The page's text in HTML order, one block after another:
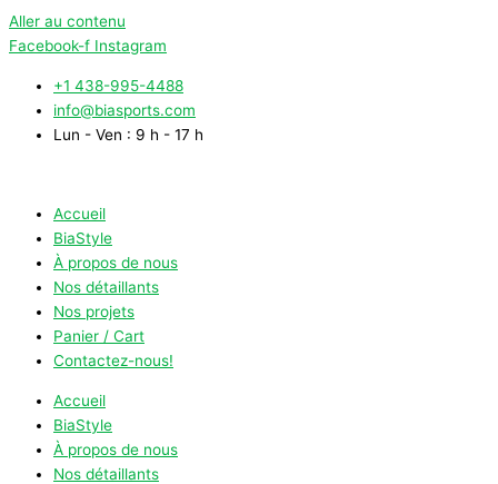
Aller au contenu
Facebook-f Instagram
+1 438-995-4488
info@biasports.com
Lun - Ven : 9 h - 17 h
Accueil
BiaStyle
À propos de nous
Nos détaillants
Nos projets
Panier / Cart
Contactez-nous!
Accueil
BiaStyle
À propos de nous
Nos détaillants